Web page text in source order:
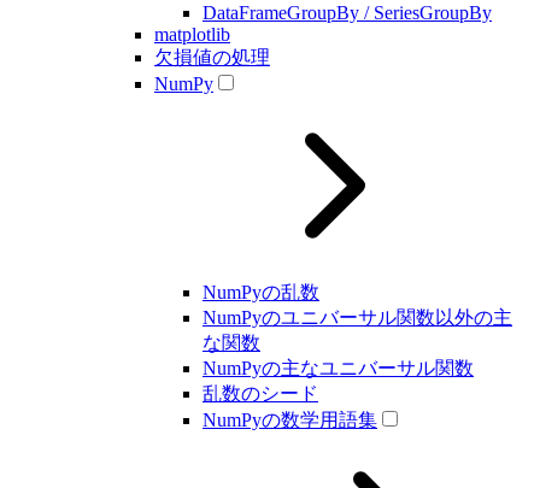
DataFrameGroupBy / SeriesGroupBy
matplotlib
欠損値の処理
NumPy
NumPyの乱数
NumPyのユニバーサル関数以外の主
な関数
NumPyの主なユニバーサル関数
乱数のシード
NumPyの数学用語集